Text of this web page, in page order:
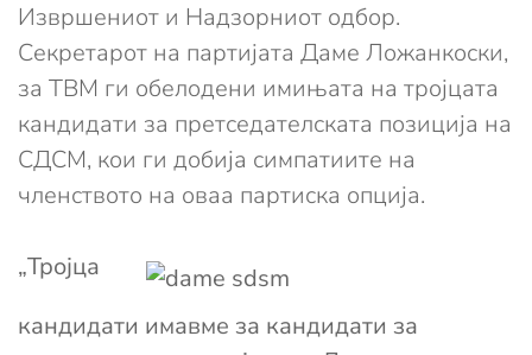
Извршениот и Надзорниот одбор.
Секретарот на партијата Даме Ложанкоски,
за ТВМ ги обелодени имињата на тројцата
кандидати за претседателската позиција на
СДСМ, кои ги добија симпатиите на
членството на оваа партиска опција.
„Тројца
кандидати имавме за кандидати за